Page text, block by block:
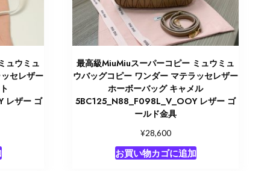
ュウミュ
セレザー
レザー ゴ
最高級MiuMiuスーパーコピー ミュウミュ
ウバッグコピー ワンダー マテラッセレザー
ホーボーバッグ キャメル
5BC125_N88_F098L_V_OOY レザー ゴ
ールド金具
¥28,600
お買い物カゴに追加